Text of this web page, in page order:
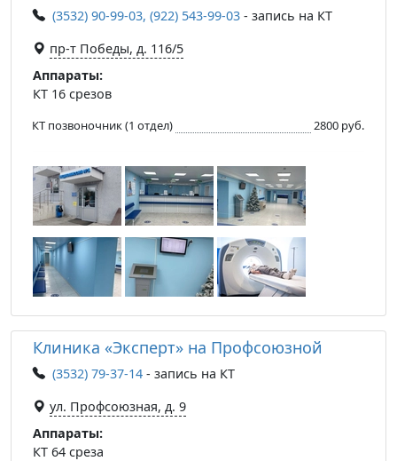
(3532) 90-99-03, (922) 543-99-03 - запись на КТ
​пр-т Победы, д. 116/5
Аппараты:
КТ 16 срезов
КТ позвоночник (1 отдел) 2800 руб.
Клиника «Эксперт» на Профсоюзной
(3532) 79-37-14 - запись на КТ
ул. Профсоюзная, д. 9
Аппараты:
КТ 64 среза